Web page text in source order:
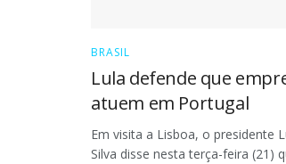
BRASIL
Lula defende que
atuem em Portugal
Em visita a Lisboa, o presidente
Silva disse nesta terça-feira (21)